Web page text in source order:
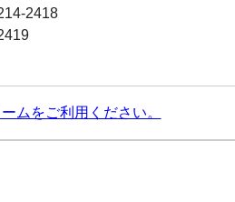
2418
ムをご利用ください。